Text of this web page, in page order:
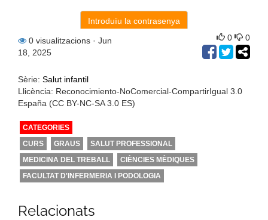
0 visualitzacions · Jun
18, 2025
0 0
Sèrie: Salut infantil
Llicència: Reconocimiento-NoComercial-CompartirIgual 3.0
España (CC BY-NC-SA 3.0 ES)
CATEGORIES
CURS
GRAUS
SALUT PROFESSIONAL
MEDICINA DEL TREBALL
CIÈNCIES MÈDIQUES
FACULTAT D'INFERMERIA I PODOLOGIA
Relacionats